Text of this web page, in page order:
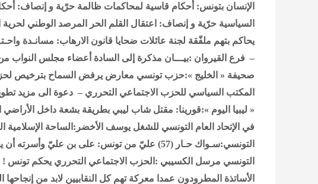
الإنسان بتونس: أحكام قاسية لمحاكمات ظالمة حرّية و إنصاف:
السياسية حرّية و إنصاف: اعتقال القلم الحر
المرصد الوطني
يحاكم بتهم ملفّقة لجنة عائلات ضحايا قانون الارهاب: مسانـدة
– فرع القيروان :بيـــان مذكرة إلى السادة أعضاء مجلس النواب من
صحيفة « الخليج »:حزب تونسي معارض يرفض السماح بترخيص
المكتب السياسي للحزب الاجتماعي التحرري – دعوة الى مزيد
« ليبيا اليوم »:قورينا: مقتل شاب ليبي بطريقة بشعة داخل الأراضي
في الإتحاد العام التونسي للشغل يوسف الأخضر:الساحة الإسلامية
التونسي:سـواك حـار (57)
عليّ من تونس: على بن عليّ وأسرته أن
التونسي مرسل الكسيبي :الحزب الاجتماعي التحرري يحكم تونس !
الأساتذة المطرودون عمدا معركة تهم كل النقابيين لابد من إنجاحها